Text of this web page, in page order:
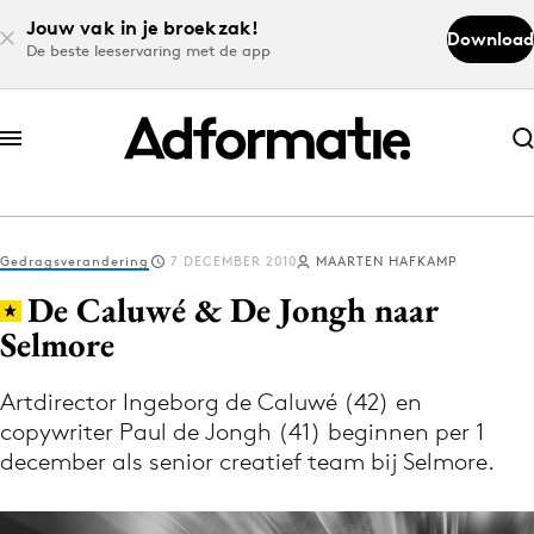
Jouw vak in je broekzak!
De beste leeservaring met de app
Download
Abonneer nu
Abonneer nu
Log in
Volg het laatste nieuws via de Adformatie
Nieuws app
Gedragsverandering 7 DECEMBER 2010 MAARTEN HAFKAMP
De Caluwé & De Jongh naar
Selmore
Artdirector Ingeborg de Caluwé (42) en
copywriter Paul de Jongh (41) beginnen per 1
december als senior creatief team bij Selmore.